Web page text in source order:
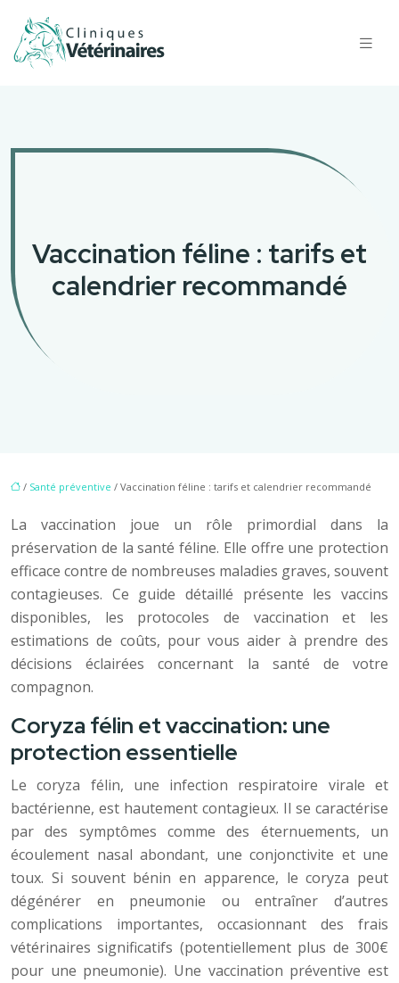
Vaccination féline : tarifs et
calendrier recommandé
/ Santé préventive / Vaccination féline : tarifs et calendrier recommandé
La vaccination joue un rôle primordial dans la
préservation de la santé féline. Elle offre une protection
efficace contre de nombreuses maladies graves, souvent
contagieuses. Ce guide détaillé présente les vaccins
disponibles, les protocoles de vaccination et les
estimations de coûts, pour vous aider à prendre des
décisions éclairées concernant la santé de votre
compagnon.
Coryza félin et vaccination: une
protection essentielle
Le coryza félin, une infection respiratoire virale et
bactérienne, est hautement contagieux. Il se caractérise
par des symptômes comme des éternuements, un
écoulement nasal abondant, une conjonctivite et une
toux. Si souvent bénin en apparence, le coryza peut
dégénérer en pneumonie ou entraîner d’autres
complications importantes, occasionnant des frais
vétérinaires significatifs (potentiellement plus de 300€
pour une pneumonie). Une vaccination préventive est